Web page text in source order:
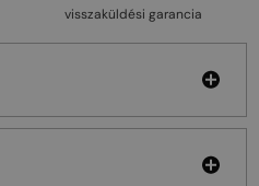
visszaküldési garancia